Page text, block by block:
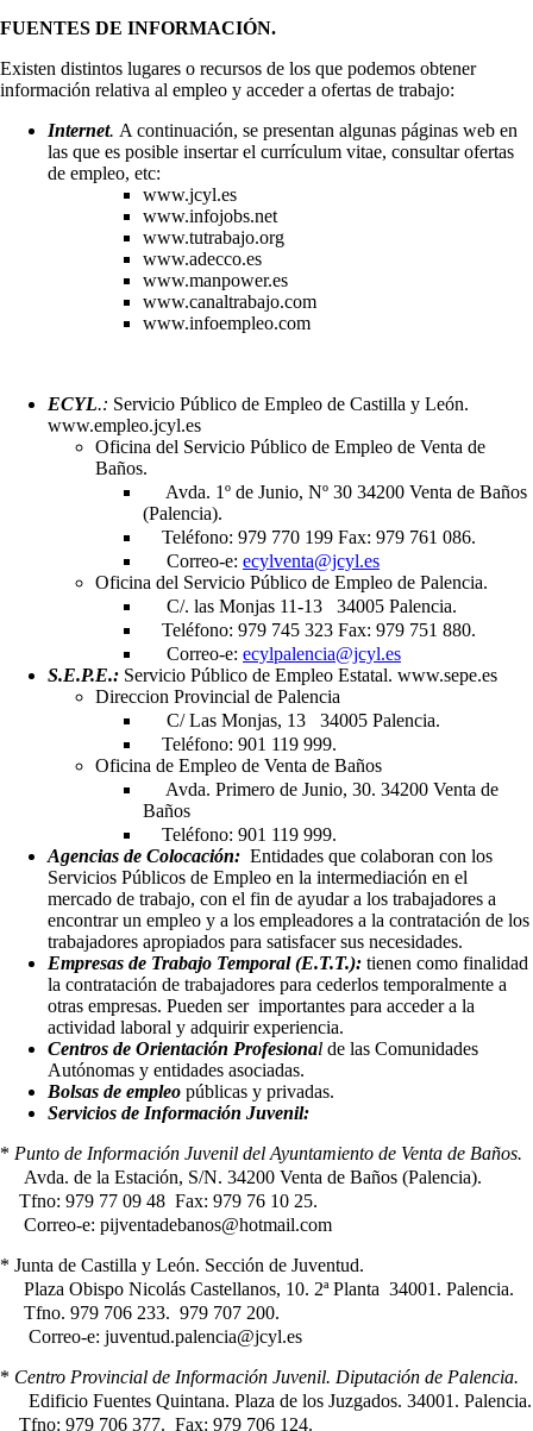
FUENTES DE INFORMACIÓN.
Existen distintos lugares o recursos de los que podemos obtener
información relativa al empleo y acceder a ofertas de trabajo:
Internet. A continuación, se presentan algunas páginas web en
las que es posible insertar el currículum vitae, consultar ofertas
de empleo, etc:
www.jcyl.es
www.infojobs.net
www.tutrabajo.org
www.adecco.es
www.manpower.es
www.canaltrabajo.com
www.infoempleo.com
ECYL.: Servicio Público de Empleo de Castilla y León.
www.empleo.jcyl.es
Oficina del Servicio Público de Empleo de Venta de
Baños.
Avda. 1º de Junio, Nº 30 34200 Venta de Baños
(Palencia).
Teléfono: 979 770 199 Fax: 979 761 086.
Correo-e: ecylventa@jcyl.es
Oficina del Servicio Público de Empleo de Palencia.
C/. las Monjas 11-13
34005 Palencia.
Teléfono: 979 745 323 Fax: 979 751 880.
Correo-e: ecylpalencia@jcyl.es
S.E.P.E.: Servicio Público de Empleo Estatal. www.sepe.es
Direccion Provincial de Palencia
C/ Las Monjas, 13
34005 Palencia.
Teléfono: 901 119 999.
Oficina de Empleo de Venta de Baños
Avda. Primero de Junio, 30. 34200 Venta de
Baños
Teléfono: 901 119 999.
Agencias de Colocación: Entidades que colaboran con los
Servicios Públicos de Empleo en la intermediación en el
mercado de trabajo, con el fin de ayudar a los trabajadores a
encontrar un empleo y a los empleadores a la contratación de los
trabajadores apropiados para satisfacer sus necesidades.
Empresas de Trabajo Temporal (E.T.T.): tienen como finalidad
la contratación de trabajadores para cederlos temporalmente a
otras empresas. Pueden ser importantes para acceder a la
actividad laboral y adquirir experiencia.
Centros de Orientación Profesional de las Comunidades
Autónomas y entidades asociadas.
Bolsas de empleo públicas y privadas.
Servicios de Información Juvenil:
* Punto de Información Juvenil del Ayuntamiento de Venta de Baños.
Avda. de la Estación, S/N. 34200 Venta de Baños (Palencia).
Tfno: 979 77 09 48 Fax: 979 76 10 25.
Correo-e: pijventadebanos@hotmail.com
* Junta de Castilla y León. Sección de Juventud.
Plaza Obispo Nicolás Castellanos, 10. 2ª Planta 34001. Palencia.
Tfno. 979 706 233. 979 707 200.
Correo-e: juventud.palencia@jcyl.es
* Centro Provincial de Información Juvenil. Diputación de Palencia.
Edificio Fuentes Quintana. Plaza de los Juzgados. 34001. Palencia.
Tfno: 979 706 377. Fax: 979 706 124.